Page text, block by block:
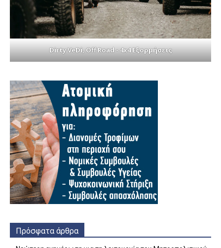
Dirty VeDi, Off Road - 4x4 Εξορμήσεις
Πρόσφατα άρθρα